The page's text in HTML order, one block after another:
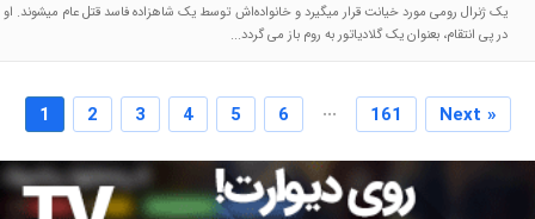
یک ژنرال رومی مورد خیانت قرار میگیرد و خانواده‌اش توسط یک شاهزاده فاسد قتل عام میشوند. او
در پی انتقام‌، بعنوان یک گلادیاتور به روم باز می گردد...
1 2 3 4 5 6 ... 161 Next »